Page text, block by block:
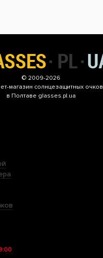
© 2009-2026
магазин солнцезащитных очков
в Полтаве glasses.pl.ua